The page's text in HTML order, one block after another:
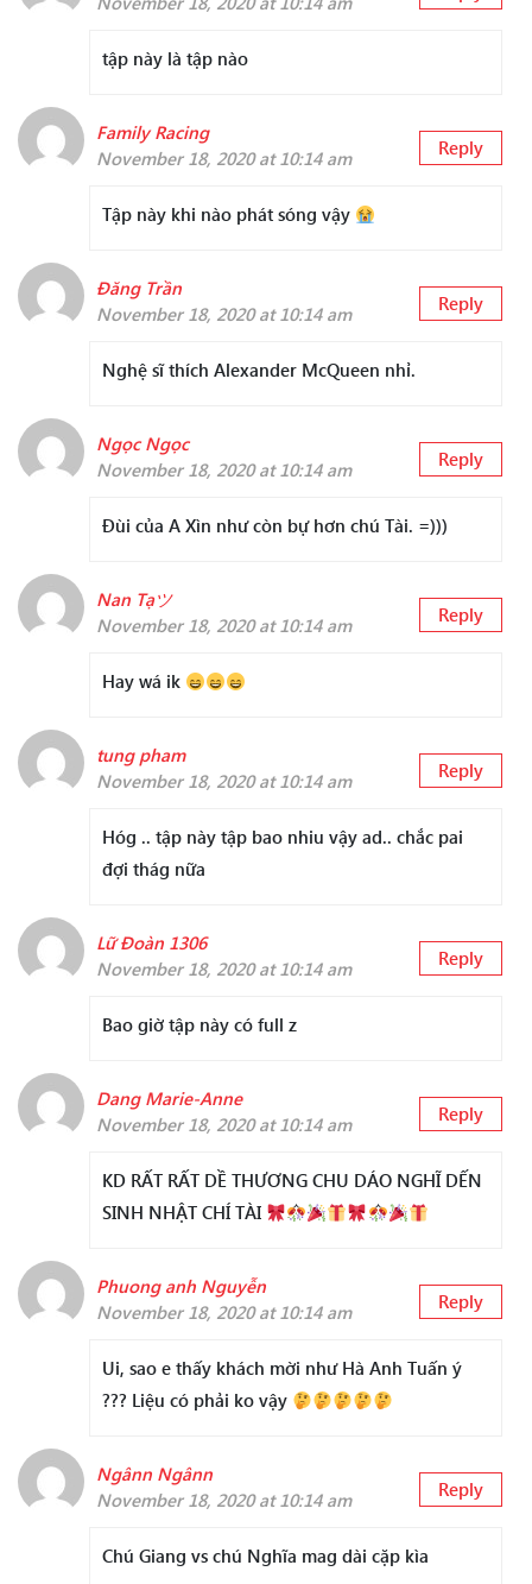
tập này là tập nào
Family Racing
November 18, 2020 at 10:14 am
Reply
Tập này khi nào phát sóng vậy
Đăng Trần
November 18, 2020 at 10:14 am
Reply
Nghệ sĩ thích Alexander McQueen nhỉ.
Ngọc Ngọc
November 18, 2020 at 10:14 am
Reply
Đùi của A Xìn như còn bự hơn chú Tài. =)))
Nan Tạツ
November 18, 2020 at 10:14 am
Reply
Hay wá ik
tung pham
November 18, 2020 at 10:14 am
Reply
Hóg .. tập này tập bao nhiu vậy ad.. chắc pai
đợi thág nữa
Lữ Đoàn 1306
November 18, 2020 at 10:14 am
Reply
Bao giờ tập này có full z
Dang Marie-Anne
November 18, 2020 at 10:14 am
Reply
KD RẤT RẤT DỀ THƯƠNG CHU DÁO NGHĨ DẾN
SINH NHẬT CHÍ TÀI
Phuong anh Nguyễn
November 18, 2020 at 10:14 am
Reply
Ui, sao e thấy khách mời như Hà Anh Tuấn ý
??? Liệu có phải ko vậy
Ngânn Ngânn
November 18, 2020 at 10:14 am
Reply
Chú Giang vs chú Nghĩa mag dài cặp kìa